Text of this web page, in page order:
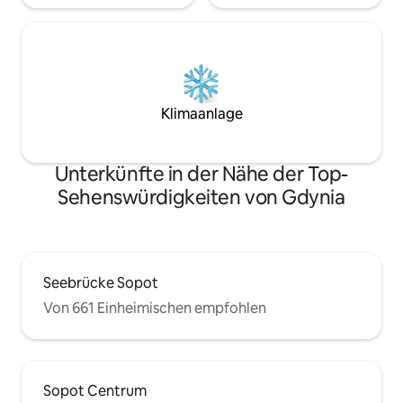
Klimaanlage
Unterkünfte in der Nähe der Top-
Sehenswürdigkeiten von Gdynia
Seebrücke Sopot
Von 661 Einheimischen empfohlen
Sopot Centrum